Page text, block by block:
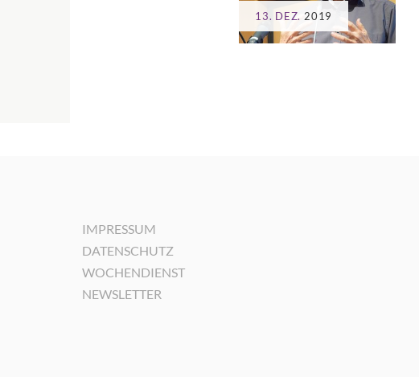
13. DEZ. 2019
IMPRESSUM
DATENSCHUTZ
WOCHENDIENST
NEWSLETTER